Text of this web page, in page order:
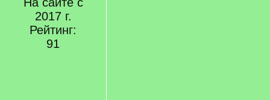
2017 г.
Рейтинг:
91